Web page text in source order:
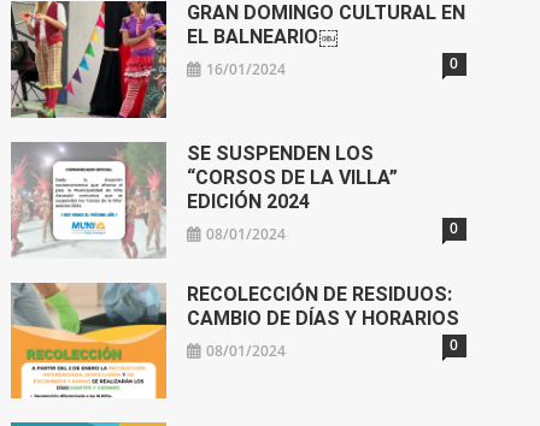
GRAN DOMINGO CULTURAL EN
EL BALNEARIO￼
16/01/2024 0
SE SUSPENDEN LOS
“CORSOS DE LA VILLA”
EDICIÓN 2024
08/01/2024 0
RECOLECCIÓN DE RESIDUOS:
CAMBIO DE DÍAS Y HORARIOS
08/01/2024 0